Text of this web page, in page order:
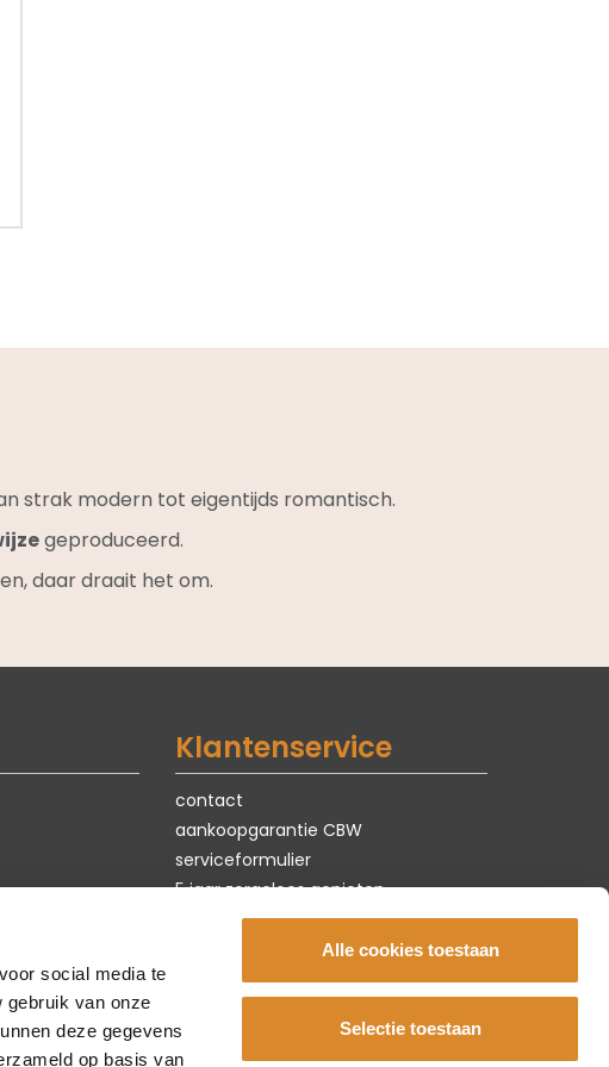
social media te
gebruik van onze
deze gegevens
op basis van
Alle cookies toestaan
Selectie toestaan
strak modern tot eigentijds romantisch.
geproduceerd.
daar draait het om.
Klantenservice
contact
aankoopgarantie CBW
serviceformulier
5 jaar zorgeloos genieten
privacy & cookies